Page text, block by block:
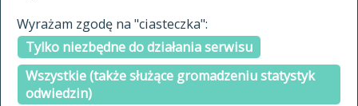
Wyrażam zgodę na "ciasteczka":
Tylko niezbędne do działania serwisu
Wszystkie (także służące gromadzeniu statystyk
odwiedzin)
indeksie
a fronte
a tergo